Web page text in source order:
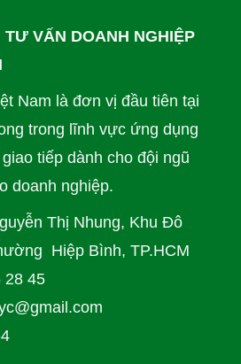
TƯ VẤN DOANH NGHIỆP
Nam là đơn vị đầu tiên tại
trong lĩnh vực ứng dụng
tiếp dành cho đội ngũ
doanh nghiệp.
Thị Nhung, Khu Đô
Hiệp Bình, TP.HCM
28 45